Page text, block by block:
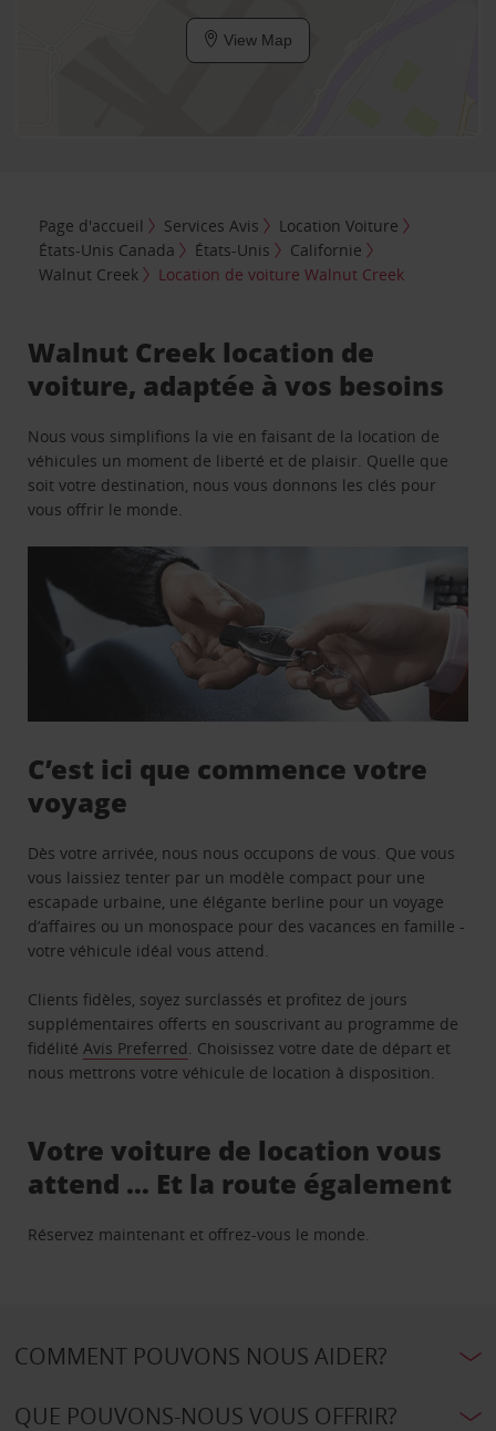
View Map
Page d'accueil Services Avis
Location Voiture
États-Unis Canada
États-Unis
Californie
Walnut Creek
Location de voiture Walnut Creek
Walnut Creek location de
voiture, adaptée à vos besoins
Nous vous simplifions la vie en faisant de la location de
véhicules un moment de liberté et de plaisir. Quelle que
soit votre destination, nous vous donnons les clés pour
vous offrir le monde.
C’est ici que commence votre
voyage
Dès votre arrivée, nous nous occupons de vous. Que vous
vous laissiez tenter par un modèle compact pour une
escapade urbaine, une élégante berline pour un voyage
d’affaires ou un monospace pour des vacances en famille -
votre véhicule idéal vous attend.
Clients fidèles, soyez surclassés et profitez de jours
supplémentaires offerts en souscrivant au programme de
fidélitéAvis Preferred. Choisissez votre date de départ et
nous mettrons votre véhicule de location à disposition.
Votre voiture de location vous
attend … Et la route également
Réservez maintenant et offrez-vous le monde.
COMMENT POUVONS NOUS AIDER?
QUE POUVONS-NOUS VOUS OFFRIR?